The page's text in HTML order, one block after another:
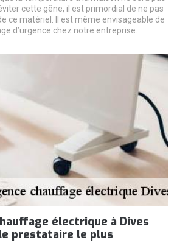
cette gêne, il est primordial de ne pas
ce matériel. Il est même envisageable de
d’urgence chez notre entreprise.
électrique à Dives
prestataire le plus